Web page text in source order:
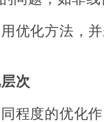
优化方法，
次
程度的优化